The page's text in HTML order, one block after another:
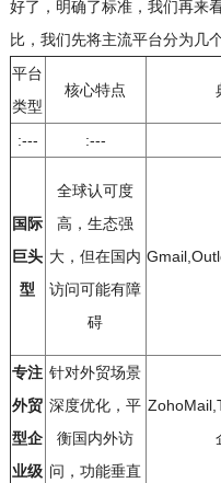
好了，明确了标准，我们再来
比，我们先将主流平台分为几
平台
类型
核心特点
:--- :---
国际
巨头
型
全球认可度
高，生态强
大，但在国内
访问可能有障
碍
专注
外贸
型企
业级
针对外贸场景
深度优化，平
衡国内外访
问，功能垂直